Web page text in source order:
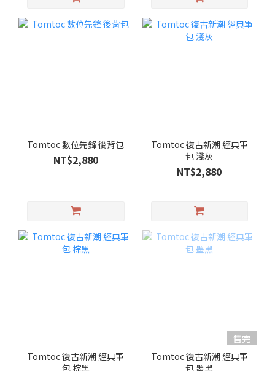
Tomtoc 數位先鋒 後背包
NT$2,880
Tomtoc 復古新潮 經典軍
包 淺灰
NT$2,880
Tomtoc 復古新潮 經典軍
包 棕黑
售完
Tomtoc 復古新潮 經典軍
包 墨黑